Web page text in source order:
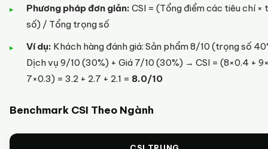
Phương pháp đơn giản: CSI = (Tổng điểm các tiêu chí ×
số) / Tổng trọng số
Ví dụ: Khách hàng đánh giá: Sản phẩm 8/10 (trọng số
Dịch vụ 9/10 (30%) + Giá 7/10 (30%) → CSI = (8×0.4 +
7×0.3) = 3.2 + 2.7 + 2.1 = 8.0/10
Benchmark CSI Theo Ngành